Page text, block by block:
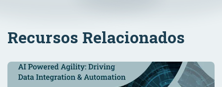
Recursos Relacionados